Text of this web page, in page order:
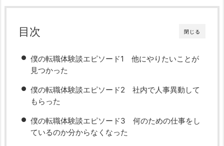
閉じる
目次
僕の転職体験談エピソード1 他にやりたいことが
見つかった
僕の転職体験談エピソード2 社内で人事異動して
もらった
僕の転職体験談エピソード3 何のための仕事をし
ているのか分からなくなった